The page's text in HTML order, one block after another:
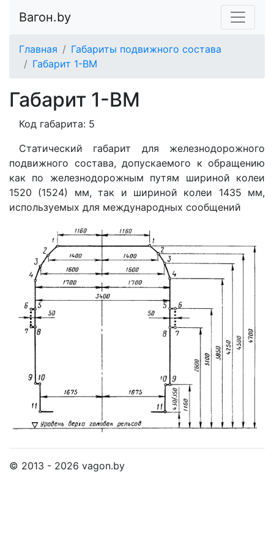
Вагон.by
Главная
Габариты подвижного состава
Габарит 1-ВМ
Габарит 1-ВМ
Код габарита: 5
Статический габарит для железнодорожного
подвижного состава, допускаемого к обращению
как по железнодорожным путям шириной колеи
1520 (1524) мм, так и шириной колеи 1435 мм,
используемых для международных сообщений
© 2013 - 2026 vagon.by